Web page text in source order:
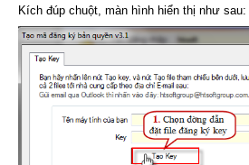
Kích đúp chuột, màn hình hiển thị như sau: